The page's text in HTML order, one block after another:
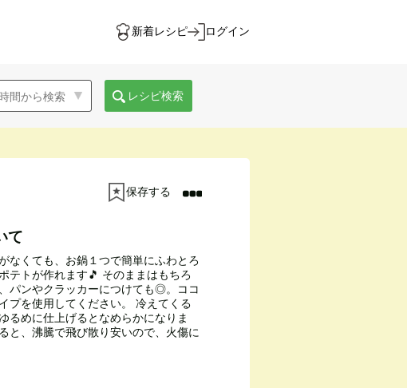
新着レシピ ログイン
レシピ検索
保存する
て
なくても、お鍋１つで簡単にふわとろ
テトが作れます🎵 そのままはもちろ
パンやクラッカーにつけても◎。ココ
プを使用してください。 冷えてくる
るめに仕上げるとなめらかになりま
と、沸騰で飛び散り安いので、火傷に